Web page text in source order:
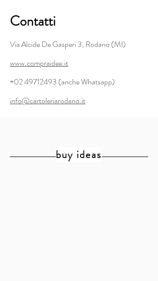
Contatti
Via Alcide De Gasperi 3, Rodano (MI)
www.compraidee.it
+02 49712493 (anche Whatsapp)
info@cartoleriarodano.it
buy ideas